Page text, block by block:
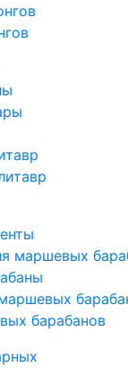
маршевых
барабанов